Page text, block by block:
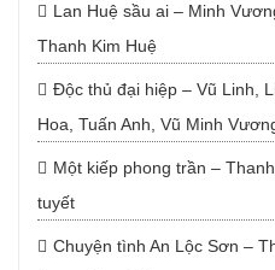
Lan Huệ sầu ai – Minh
Thanh Kim Huệ
Độc thủ đại hiệp – Vũ Linh,
Hoa, Tuấn Anh, Vũ Minh
Một kiếp phong trần –
tuyết
Chuyện tình An Lộc Sơn –